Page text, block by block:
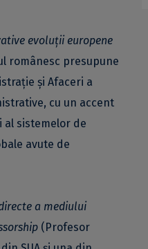
evoluții europene
românesc presupune
și Afaceri a
cu un accent
al sistemelor de
avute de
a mediului
(Profesor